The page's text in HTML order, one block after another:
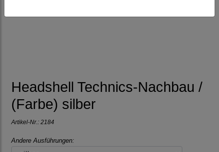
Headshell Technics-Nachbau /
(Farbe) silber
Artikel-Nr.: 2184
Andere Ausführungen: